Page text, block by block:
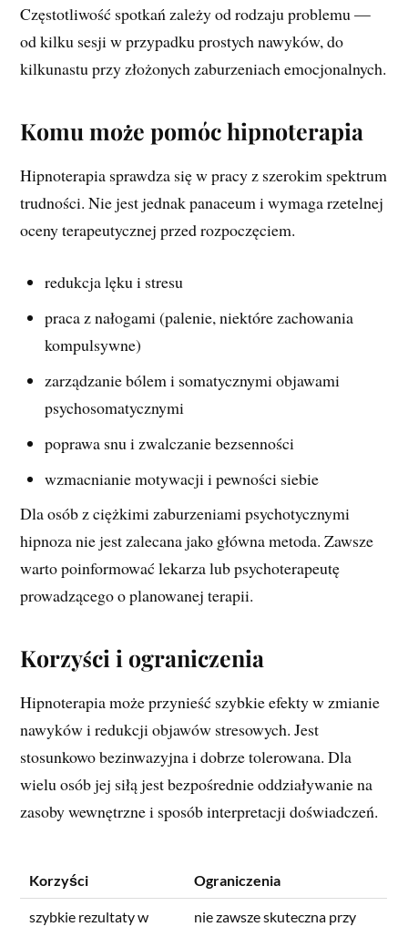
Częstotliwość spotkań zależy od rodzaju problemu —
od kilku sesji w przypadku prostych nawyków, do
kilkunastu przy złożonych zaburzeniach emocjonalnych.
Komu może pomóc hipnoterapia
Hipnoterapia sprawdza się w pracy z szerokim spektrum
trudności. Nie jest jednak panaceum i wymaga rzetelnej
oceny terapeutycznej przed rozpoczęciem.
redukcja lęku i stresu
praca z nałogami (palenie, niektóre zachowania
kompulsywne)
zarządzanie bólem i somatycznymi objawami
psychosomatycznymi
poprawa snu i zwalczanie bezsenności
wzmacnianie motywacji i pewności siebie
Dla osób z ciężkimi zaburzeniami psychotycznymi
hipnoza nie jest zalecana jako główna metoda. Zawsze
warto poinformować lekarza lub psychoterapeutę
prowadzącego o planowanej terapii.
Korzyści i ograniczenia
Hipnoterapia może przynieść szybkie efekty w zmianie
nawyków i redukcji objawów stresowych. Jest
stosunkowo bezinwazyjna i dobrze tolerowana. Dla
wielu osób jej siłą jest bezpośrednie oddziaływanie na
zasoby wewnętrzne i sposób interpretacji doświadczeń.
Korzyści Ograniczenia
szybkie rezultaty w
nie zawsze skuteczna przy